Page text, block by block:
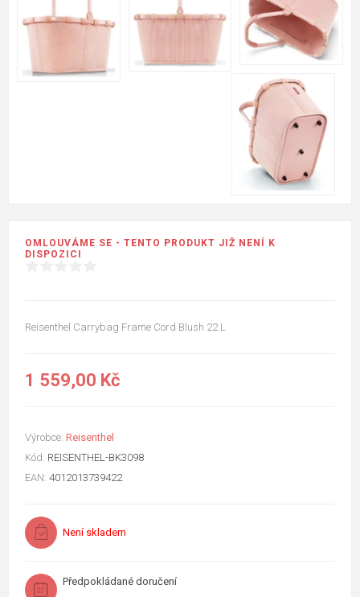
OMLOUVÁME SE - TENTO PRODUKT JIŽ NENÍ K
DISPOZICI
Reisenthel Carrybag Frame Cord Blush 22 L
1 559,00 Kč
Výrobce: Reisenthel
Kód: REISENTHEL-BK3098
EAN: 4012013739422
Není skladem
Předpokládané doručení